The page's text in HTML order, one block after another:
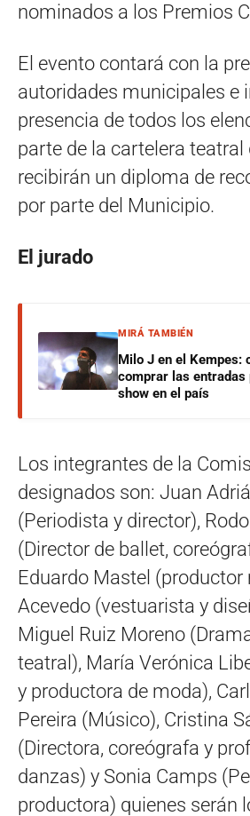
nominados a los Premios
El evento contará con la
autoridades municipales e
presencia de todos los
parte de la cartelera teatral
recibirán un diploma de
por parte del Municipio.
El jurado
MIRÁ TAMBIÉN
Milo J en el Kempes:
comprar las entradas
show en el país
Los integrantes de la
designados son: Juan
(Periodista y director),
(Director de ballet,
Eduardo Mastel (productor
Acevedo (vestuarista y
Miguel Ruiz Moreno
teatral), María Verónica
y productora de moda),
Pereira (Músico), Cristina
(Directora, coreógrafa y
danzas) y Sonia Camps
productora) quienes serán